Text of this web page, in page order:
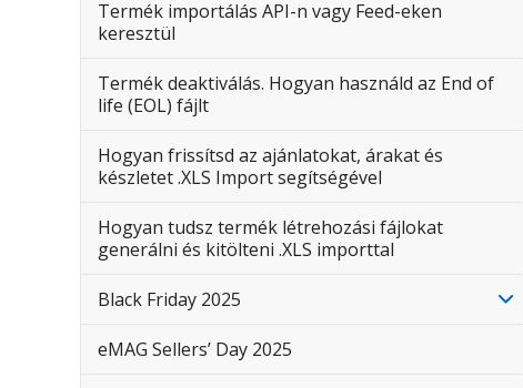
Termék importálás API-n vagy Feed-eken
keresztül
Termék deaktiválás. Hogyan használd az End of
life (EOL) fájlt
Hogyan frissítsd az ajánlatokat, árakat és
készletet .XLS Import segítségével
Hogyan tudsz termék létrehozási fájlokat
generálni és kitölteni .XLS importtal
Black Friday 2025
eMAG Sellers’ Day 2025